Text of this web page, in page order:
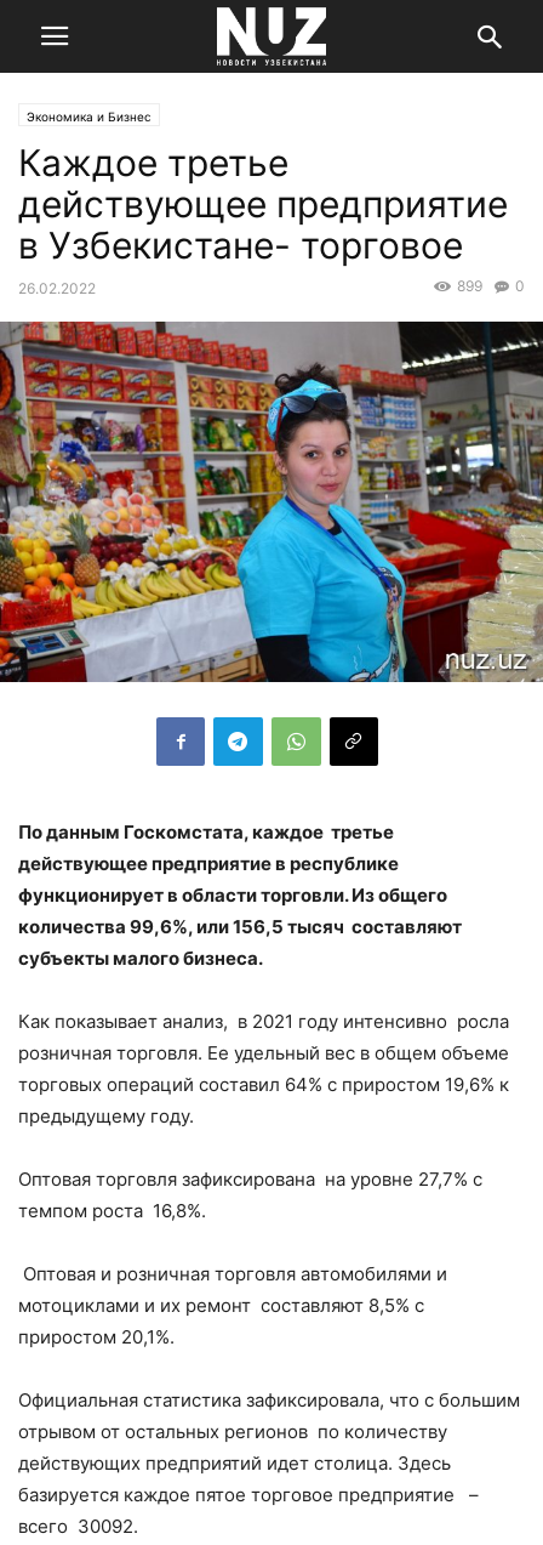
Экономика и Бизнес
Каждое третье
действующее предприятие
в Узбекистане- торговое
26.02.2022 0
899
По данным Госкомстата, каждое третье
действующее предприятие в республике
функционирует в области торговли. Из общего
количества 99,6%, или 156,5 тысяч составляют
субъекты малого бизнеса.
Как показывает анализ, в 2021 году интенсивно росла
розничная торговля. Ее удельный вес в общем объеме
торговых операций составил 64% с приростом 19,6% к
предыдущему году.
Оптовая торговля зафиксирована на уровне 27,7% с
темпом роста 16,8%.
Оптовая и розничная торговля автомобилями и
мотоциклами и их ремонт составляют 8,5% с
приростом 20,1%.
Официальная статистика зафиксировала, что с большим
отрывом от остальных регионов по количеству
действующих предприятий идет столица. Здесь
базируется каждое пятое торговое предприятие –
всего 30092.